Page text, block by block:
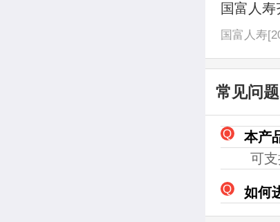
国富人
国富人寿
常见问题
本产
可
如何